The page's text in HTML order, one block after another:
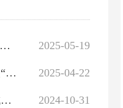
2025-05-19
库尔勒市召开“十五五”规划编制推进会
2025-04-22
库尔勒市香梨产业发展“十四五”规划
2024-10-31
关于《库尔勒市海绵城市建设规划（2023-2035年）》（征求意见稿）、《库尔勒市城市节约用水中长期规划（202...